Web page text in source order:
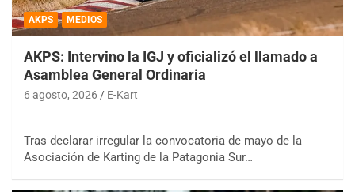
AKPS MEDIOS
AKPS: Intervino la IGJ y oficializó el llamado a
Asamblea General Ordinaria
6 agosto, 2026 E-Kart
Tras declarar irregular la convocatoria de mayo de la
Asociación de Karting de la Patagonia Sur…